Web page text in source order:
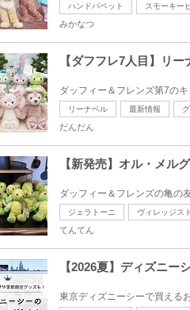
ハンドパペット スモーキー
みかなつ
【ダフフレ7人目】リ
ダッフィー＆フレンズ第7の
リーナベル 最新情報
だんだん
【新発売】オル・メル
ダッフィー＆フレンズの亀の
ジェラトーニ ヴィレッジス
てんてん
【2026夏】ディズニー
東京ディズニーシーで買える